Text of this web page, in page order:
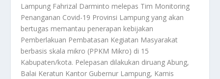
Lampung Fahrizal Darminto melepas Tim Monitoring
Penanganan Covid-19 Provinsi Lampung yang akan
bertugas memantau penerapan kebijakan
Pemberlakuan Pembatasan Kegiatan Masyarakat
berbasis skala mikro (PPKM Mikro) di 15
Kabupaten/kota. Pelepasan dilakukan diruang Abung,
Balai Keratun Kantor Gubernur Lampung, Kamis